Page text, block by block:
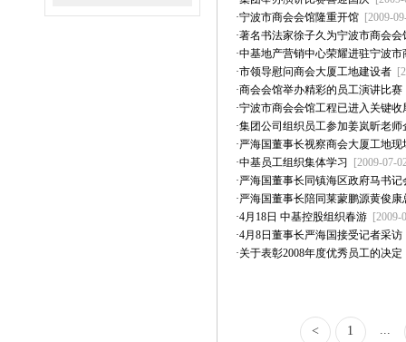
·宁波市商会会馆隆重开馆 [2009-
·著名书法家徐子久为宁波市商会会
·中基地产营销中心荣耀进驻宁波市
·市领导慰问商会大厦工地建设者
·商会会馆举办精彩的员工演讲比赛
·宁波市商会会馆工程已进入关键收
·集团公司组织员工参加姜岚昕老师
·严海国董事长视察商会大厦工地现
·中基员工组织集体学习
[2009-07-
·严海国董事长同镇海区政府马书记
·严海国董事长陪同莱蒙鹏源黄俊
·4月18日 中基控股组织春游 [2009-
·4月8日董事长严海国接受记者采访
·关于表彰2008年度优秀员工的决定
< 1 ...